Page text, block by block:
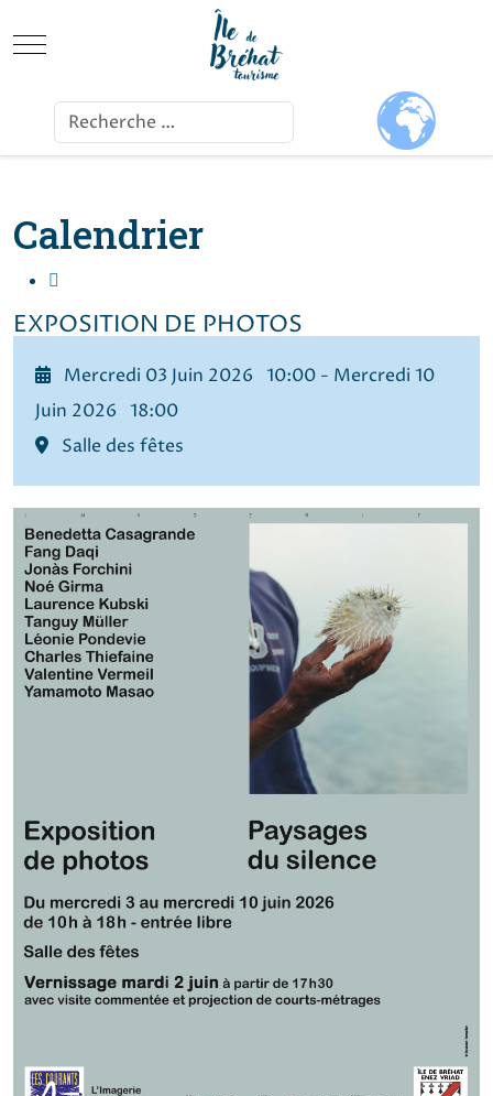
Mobile Menu Toggle
Ok
Calendrier
EXPOSITION DE PHOTOS
Mercredi 03 Juin 2026 10:00 - Mercredi 10
Juin 2026 18:00
Salle des fêtes